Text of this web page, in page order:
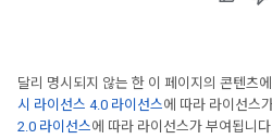
달리 명시되지 않는 한 이 페이지의 콘텐츠
시 라이선스 4.0 라이선스에 따라 라이선스
2.0 라이선스에 따라 라이선스가 부여됩니